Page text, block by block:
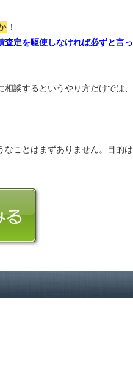
！
査定を駆使しなければ必ずと言っ
談するというやり方だけでは、
なことはまずありません。目的は